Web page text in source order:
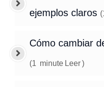
ejemplos claros (
Cómo cambiar
(1 minute Leer)